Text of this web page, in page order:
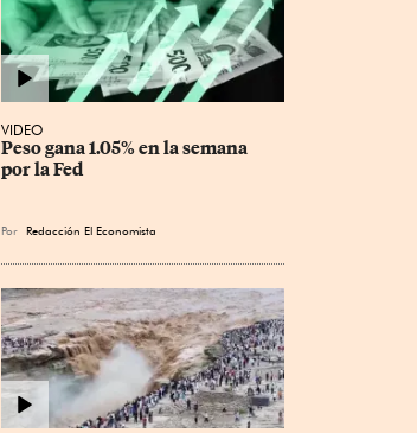
VIDEO
Peso gana 1.05% en la semana
por la Fed
Por Redacción El Economista